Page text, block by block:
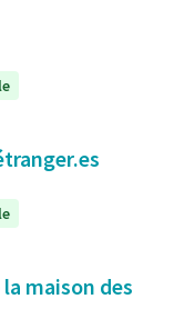
maison des